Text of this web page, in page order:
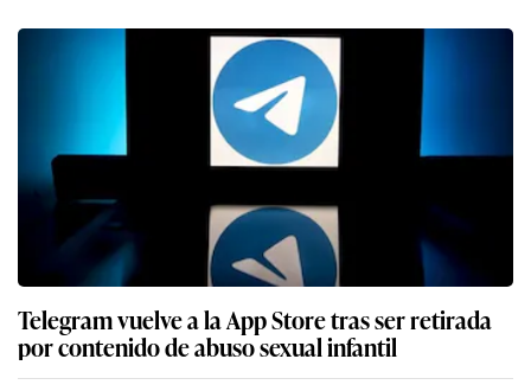
Telegram vuelve a la App Store tras ser retirada
por contenido de abuso sexual infantil